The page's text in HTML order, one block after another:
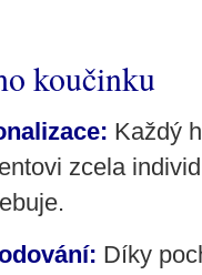
koučinku
Každý
zcela
Díky